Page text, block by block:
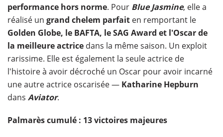
performance hors norme. Pour Blue Jasmine, elle a
réalisé un grand chelem parfait en remportant le
Golden Globe, le BAFTA, le SAG Award et l'Oscar de
la meilleure actrice dans la même saison. Un exploit
rarissime. Elle est également la seule actrice de
l'histoire à avoir décroché un Oscar pour avoir incarné
une autre actrice oscarisée — Katharine Hepburn
dans Aviator.
Palmarès cumulé : 13 victoires majeures